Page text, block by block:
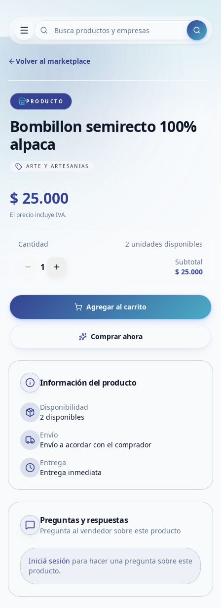
Buscar
Volver al marketplace
1/1
PRODUCTO
Bombillon semirecto 100%
alpaca
ARTE Y ARTESANIAS
$ 25.000
El precio incluye IVA.
Cantidad 2 unidades disponibles
1
Subtotal
$ 25.000
Agregar al carrito
Comprar ahora
Información del producto
Disponibilidad
2 disponibles
Envío
Envío a acordar con el comprador
Entrega
Entrega inmediata
Preguntas y respuestas
Pregunta al vendedor sobre este producto
Iniciá sesión para hacer una pregunta sobre este
producto.